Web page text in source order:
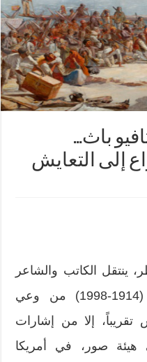
باث…
إلى التعايش
ينتقل الكاتب والشاعر
» (1914-1998) من وعي
إلا من إشارات
هيئة صور، في أمريكا